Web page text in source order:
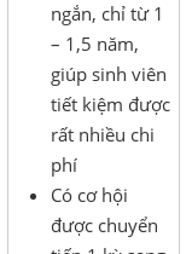
ngắn, chỉ từ 1
– 1,5 năm,
giúp sinh viên
tiết kiệm được
rất nhiều chi
phí
Có cơ hội
được chuyển